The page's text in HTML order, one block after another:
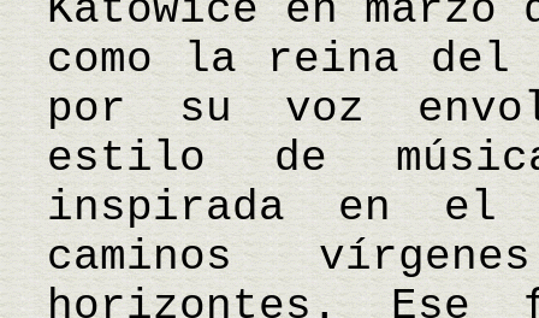
Katowice en marzo
como la reina del
por su voz
estilo de
inspirada en
caminos
horizontes. Ese